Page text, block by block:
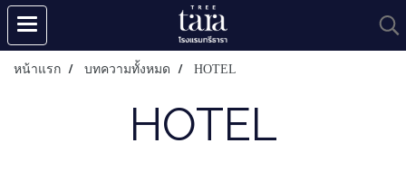
หน้าแรก บทความทั้งหมด HOTEL
HOTEL